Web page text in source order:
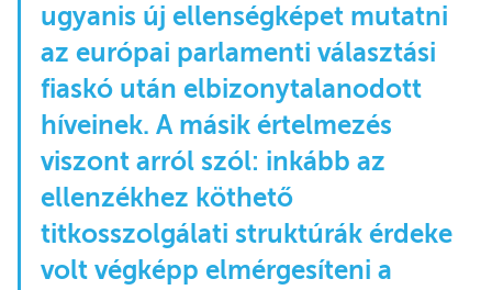
ugyanis új ellenségképet mutatni
az európai parlamenti választási
fiaskó után elbizonytalanodott
híveinek. A másik értelmezés
viszont arról szól: inkább az
ellenzékhez köthető
titkosszolgálati struktúrák érdeke
volt végképp elmérgesíteni a